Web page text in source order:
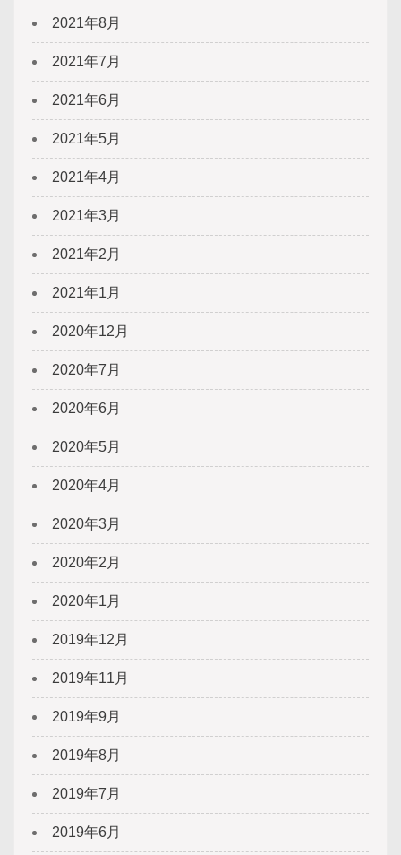
2021年8月
2021年7月
2021年6月
2021年5月
2021年4月
2021年3月
2021年2月
2021年1月
2020年12月
2020年7月
2020年6月
2020年5月
2020年4月
2020年3月
2020年2月
2020年1月
2019年12月
2019年11月
2019年9月
2019年8月
2019年7月
2019年6月